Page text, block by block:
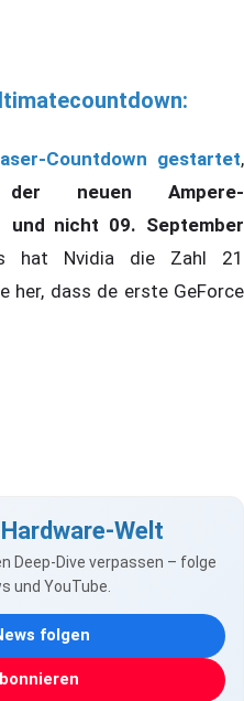
Countdown gestartet,
neuen Ampere-
und nicht 09. September
hat Nvidia die Zahl 21
her, dass de erste GeForce
Welt
Deep-Dive verpassen – folge
und YouTube.
folgen